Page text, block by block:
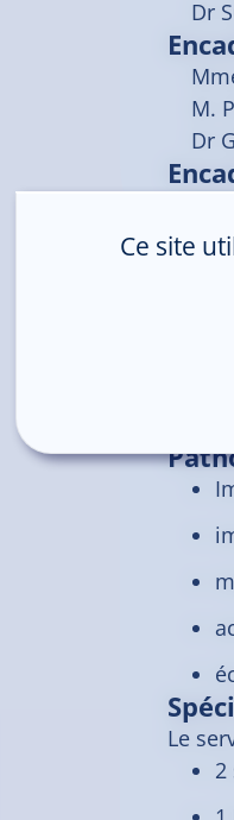
Dr
M.
Dr
Dr
Le
2
Ce site